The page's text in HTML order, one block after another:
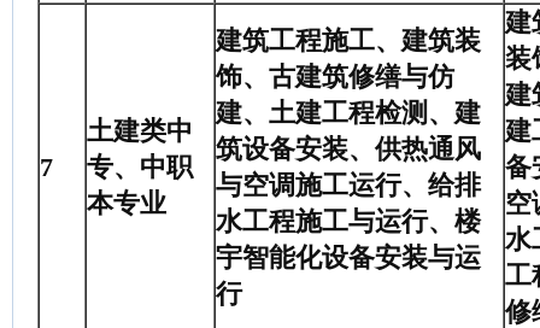
7
土建类中
专、中职
本专业
建筑工程施工、建筑装
饰、古建筑修缮与仿
建、土建工程检测、建
筑设备安装、供热通风
与空调施工运行、给排
水工程施工与运行、楼
宇智能化设备安装与运
行
建
装
建
建
备
空
水
工
修